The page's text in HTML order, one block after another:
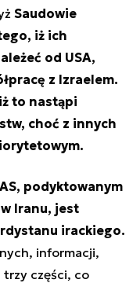
Saudowie
iż ich
od USA,
z Izraelem.
to nastąpi
choć z innych
podyktowanym
Iranu, jest
irackiego.
informacji,
trzy części, co